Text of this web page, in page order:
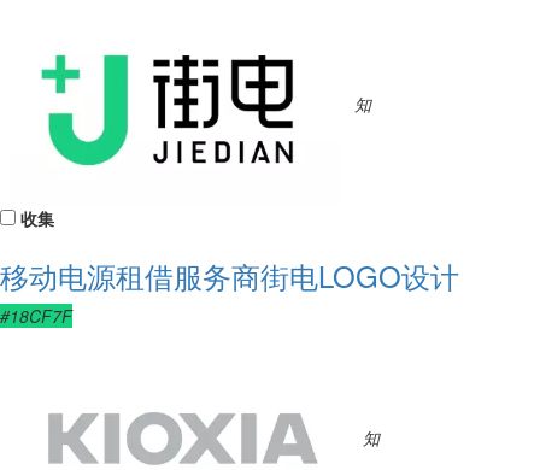
知
收集
移动电源租借服务商街电LOGO设计
#18CF7F
知